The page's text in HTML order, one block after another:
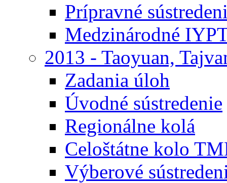
Prípravné
Medzinárodné
2013 - Taoyuan,
Zadania úloh
Úvodné sústredenie
Regionálne kolá
Celoštátne kolo
Výberové